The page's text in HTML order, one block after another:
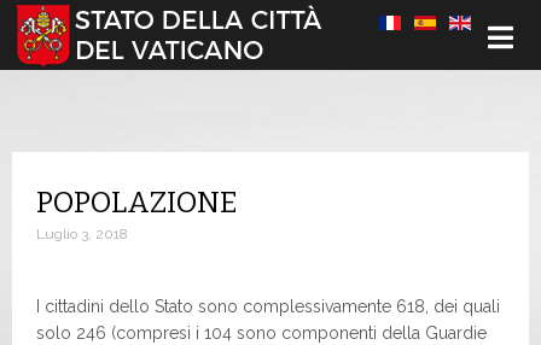
Seleziona la tua lingua
POPOLAZIONE
Luglio 3, 2018
I cittadini dello Stato sono complessivamente 618, dei quali
solo 246 (compresi i 104 sono componenti della Guardie